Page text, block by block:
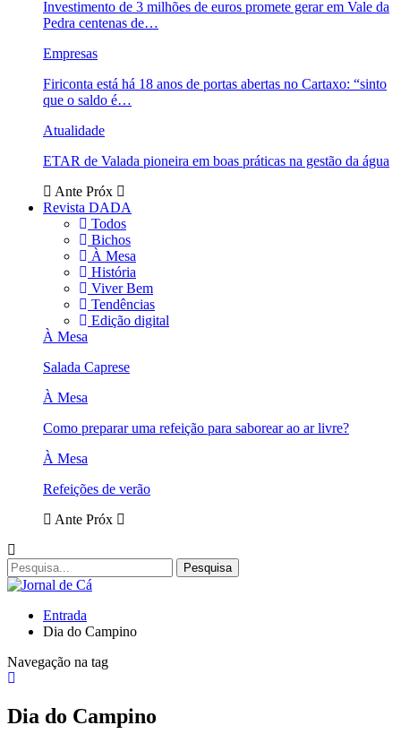
Investimento de 3 milhões de euros promete gerar em Vale da
Pedra centenas de…
Empresas
Firiconta está há 18 anos de portas abertas no Cartaxo: “sinto
que o saldo é…
Atualidade
ETAR de Valada pioneira em boas práticas na gestão da água
Ante Próx
Revista DADA
Todos
Bichos
À Mesa
História
Viver Bem
Tendências
Edição digital
À Mesa
Salada Caprese
À Mesa
Como preparar uma refeição para saborear ao ar livre?
À Mesa
Refeições de verão
Ante Próx
Entrada
Dia do Campino
Navegação na tag
Dia do Campino